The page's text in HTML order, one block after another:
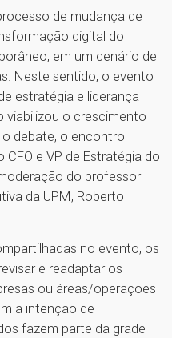
de mudança de
digital do
em um cenário de
Neste sentido, o evento
estratégia e liderança
o crescimento
o debate, o encontro
e VP de Estratégia do
do professor
da UPM, Roberto
no evento, os
e readaptar os
ou áreas/operações
a intenção de
fazem parte da grade